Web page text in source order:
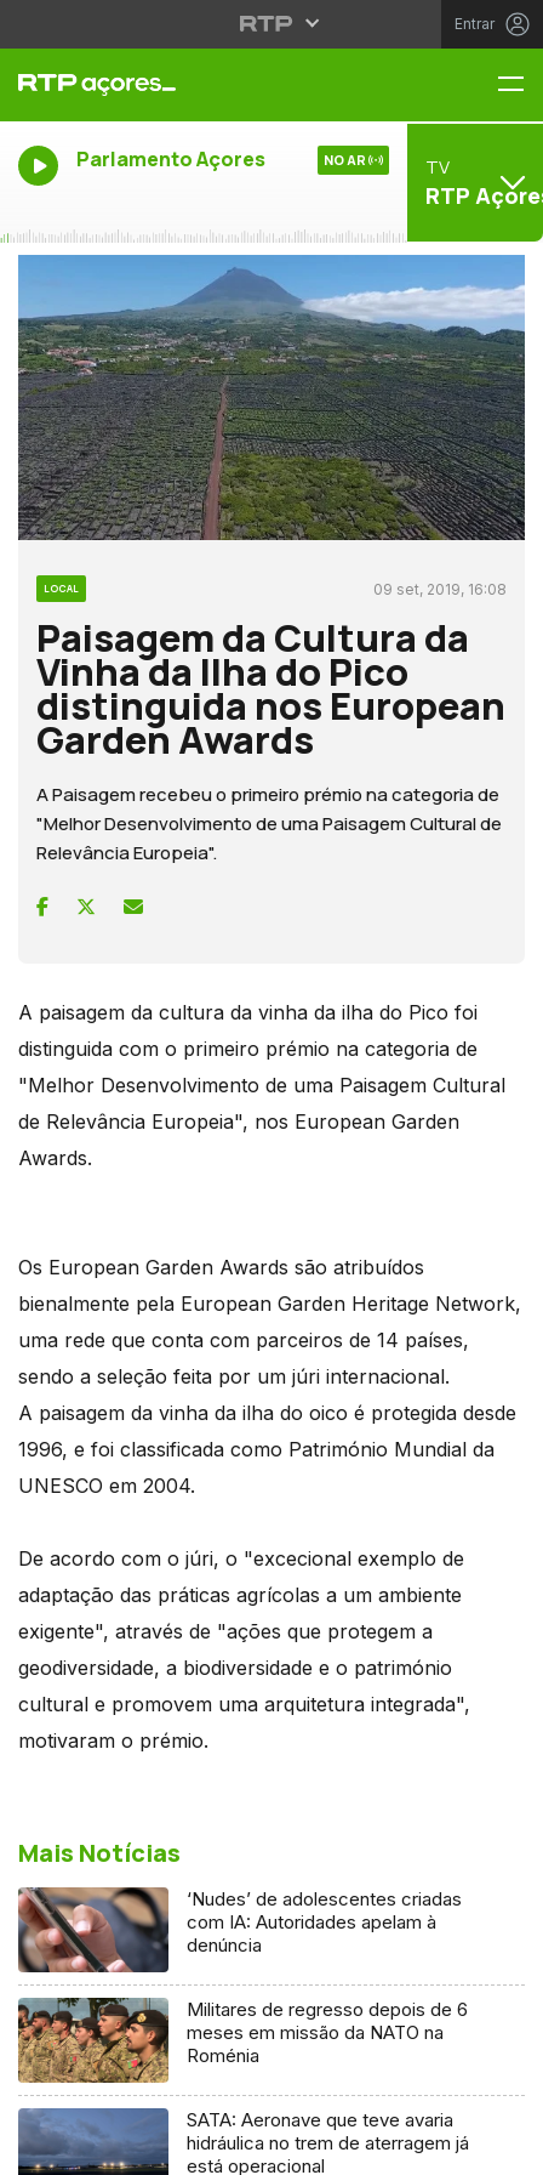
Entrar
Parlamento Açores NO AR TV
RTP
LOCAL 09 set, 2019, 16:08
Paisagem da Cultura da
Vinha da Ilha do Pico
distinguida nos European
Garden Awards
A Paisagem recebeu o primeiro prémio na categoria de
"Melhor Desenvolvimento de uma Paisagem Cultural de
Relevância Europeia".
A paisagem da cultura da vinha da ilha do Pico foi
distinguida com o primeiro prémio na categoria de
"Melhor Desenvolvimento de uma Paisagem Cultural
de Relevância Europeia", nos European Garden
Awards.
Os European Garden Awards são atribuídos
bienalmente pela European Garden Heritage Network,
uma rede que conta com parceiros de 14 países,
sendo a seleção feita por um júri internacional.
A paisagem da vinha da ilha do oico é protegida desde
1996, e foi classificada como Património Mundial da
UNESCO em 2004.
De acordo com o júri, o "excecional exemplo de
adaptação das práticas agrícolas a um ambiente
exigente", através de "ações que protegem a
geodiversidade, a biodiversidade e o património
cultural e promovem uma arquitetura integrada",
motivaram o prémio.
Mais Notícias
‘Nudes’ de adolescentes criadas
com IA: Autoridades apelam à
denúncia
Militares de regresso depois de 6
meses em missão da NATO na
Roménia
SATA: Aeronave que teve avaria
hidráulica no trem de aterragem já
está operacional